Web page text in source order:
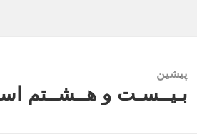
پیشین
نوشته
بـیــسـت و هــشــتم